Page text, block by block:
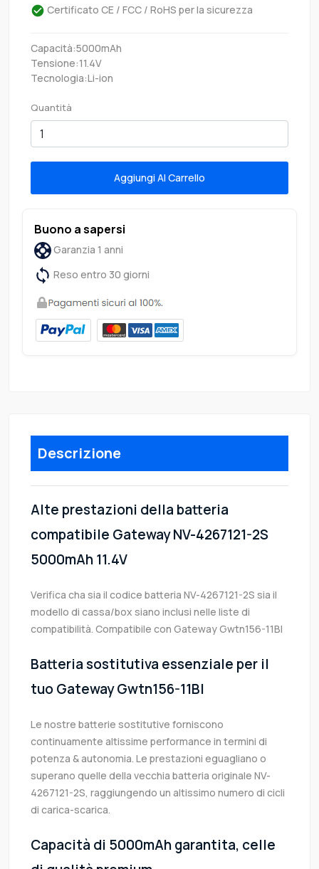
Certificato CE / FCC / RoHS per la sicurezza
Capacità:5000mAh
Tensione:11.4V
Tecnologia:Li-ion
Quantità
Aggiungi Al Carrello
Buono a sapersi
Garanzia 1 anni
Reso entro 30 giorni
Descrizione
Alte prestazioni della batteria
compatibile Gateway NV-4267121-2S
5000mAh 11.4V
Verifica cha sia il codice batteria NV-4267121-2S sia il
modello di cassa/box siano inclusi nelle liste di
compatibilità. Compatibile con Gateway Gwtn156-11Bl
Batteria sostitutiva essenziale per il
tuo Gateway Gwtn156-11Bl
Le nostre batterie sostitutive forniscono
continuamente altissime performance in termini di
potenza & autonomia. Le prestazioni eguagliano o
superano quelle della vecchia batteria originale NV-
4267121-2S, raggiungendo un altissimo numero di cicli
di carica-scarica.
Capacità di 5000mAh garantita, celle